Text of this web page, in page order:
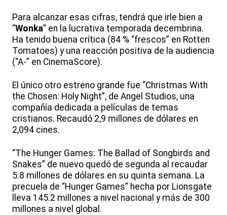
Para alcanzar esas cifras, tendrá que irle bien a
“Wonka” en la lucrativa temporada decembrina.
Ha tenido buena crítica (84 % “frescos” en Rotten
Tomatoes) y una reacción positiva de la audiencia
(“A-” en CinemaScore).
El único otro estreno grande fue “Christmas With
the Chosen: Holy Night”, de Angel Studios, una
compañía dedicada a películas de temas
cristianos. Recaudó 2,9 millones de dólares en
2,094 cines.
“The Hunger Games: The Ballad of Songbirds and
Snakes” de nuevo quedó de segunda al recaudar
5.8 millones de dólares en su quinta semana. La
precuela de “Hunger Games” hecha por Lionsgate
lleva 145.2 millones a nivel nacional y más de 300
millones a nivel global.